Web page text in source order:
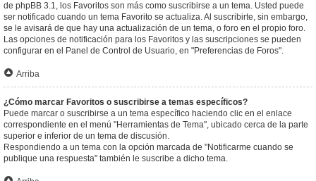
de phpBB 3.1, los Favoritos son más como suscribirse a un tema. Usted puede
ser notificado cuando un tema Favorito se actualiza. Al suscribirte, sin embargo,
se le avisará de que hay una actualización de un tema, o foro en el propio foro.
Las opciones de notificación para los Favoritos y las suscripciones se pueden
configurar en el Panel de Control de Usuario, en "Preferencias de Foros".
Arriba
¿Cómo marcar Favoritos o suscribirse a temas específicos?
Puede marcar o suscribirse a un tema específico haciendo clic en el enlace
correspondiente en el menú "Herramientas de Tema", ubicado cerca de la parte
superior e inferior de un tema de discusión.
Respondiendo a un tema con la opción marcada de "Notificarme cuando se
publique una respuesta" también le suscribe a dicho tema.